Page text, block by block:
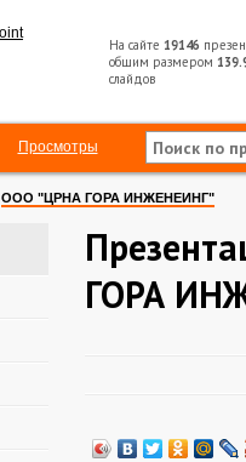
На сайте 19146
общим размером
слайдов
Просмотры
ООО "ЦРНА ГОРА ИНЖЕНЕИНГ"
ГОРА